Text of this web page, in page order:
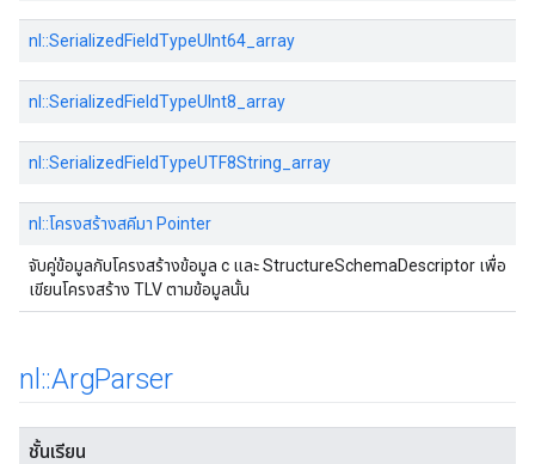
nl::SerializedFieldTypeUInt64_array
nl::SerializedFieldTypeUInt8_array
nl::SerializedFieldTypeUTF8String_array
nl::โครงสร้างสคีมา Pointer
จับคู่ข้อมูลกับโครงสร้างข้อมูล c และ StructureSchemaDescriptor เพื่อ
เขียนโครงสร้าง TLV ตามข้อมูลนั้น
nl ::ArgParser
ชั้นเรียน